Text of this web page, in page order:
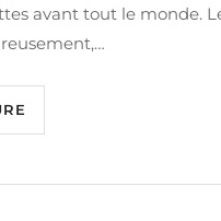
avant tout le monde.